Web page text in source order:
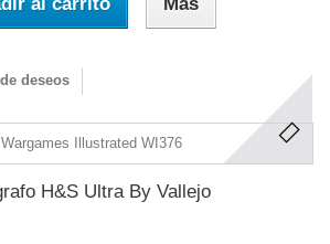
deseos
H&S Ultra By Vallejo